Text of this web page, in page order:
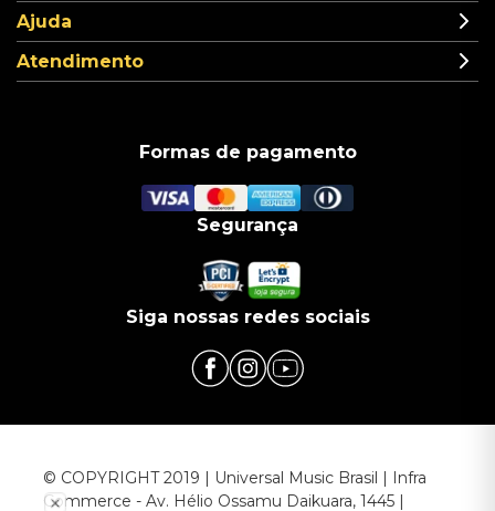
Ajuda
Atendimento
Formas de pagamento
Segurança
Siga nossas redes sociais
© COPYRIGHT 2019 | Universal Music Brasil | Infra
Commerce - Av. Hélio Ossamu Daikuara, 1445 |